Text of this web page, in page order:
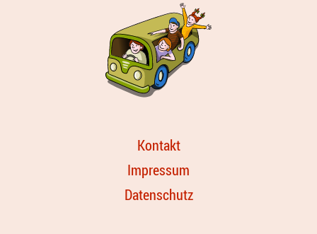
Kontakt
Impressum
Datenschutz